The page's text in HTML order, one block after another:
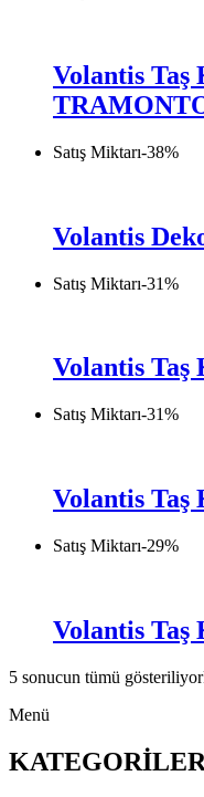
Volantis Taş
Satış Miktarı-38%
Volantis
Satış Miktarı-31%
Volantis Taş
Satış Miktarı-31%
Volantis Taş
Satış Miktarı-29%
Volantis
5 sonucun tümü gösteriliyor
Menü
KATEGORİLER